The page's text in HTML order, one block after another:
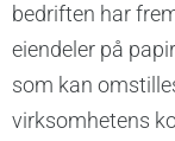
bedriften har
eiendeler på
som kan
virksomhetens